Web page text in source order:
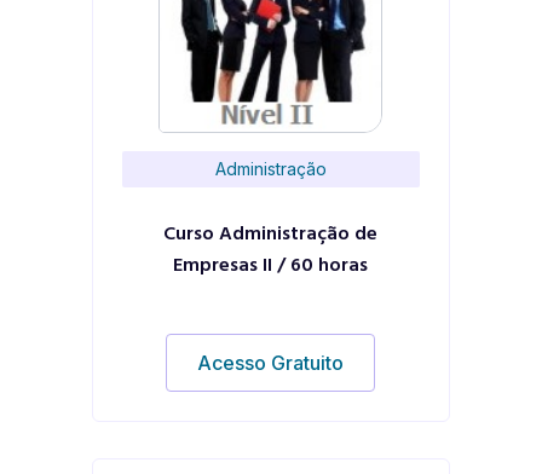
Administração
Curso Administração de
Empresas II / 60 horas
Acesso Gratuito